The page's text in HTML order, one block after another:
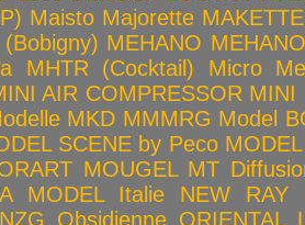
Maisto Majorette MAKETTE
MEHANO
MHTR (Cocktail)
Micro
AIR COMPRESSOR MINI
MKD MMMRG Model
SCENE by Peco
MOUGEL MT
MODEL Italie NEW RAY
NZG Obsidienne ORIENTAL